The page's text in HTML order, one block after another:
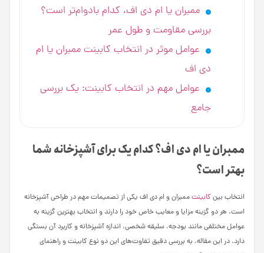
ممبران یا ام دی اف، کدام بادوام‌تر است؟
بررسی مقاومت و طول عمر
عوامل موثر در انتخاب کابینت ممبران یا ام
دی اف
عوامل مهم در انتخاب کابینت: یک بررسی
جامع
ممبران یا ام دی اف؟ کدام یک برای آشپزخانه شما
بهتر است؟
انتخاب بینکابینتممبران و ام دی اف یکی از تصمیمات مهم در طراحی آشپزخانه
است. هر دو گزینه مزایا و معایب خاص خود را دارند و انتخاب بهترین گزینه به
عوامل مختلفی مانند بودجه، سلیقه شخصی، اندازه آشپزخانه و کاربرد آن بستگی
دارد. در این مقاله، به بررسی دقیق تفاوت‌های این دو نوع کابینت و راهنمای